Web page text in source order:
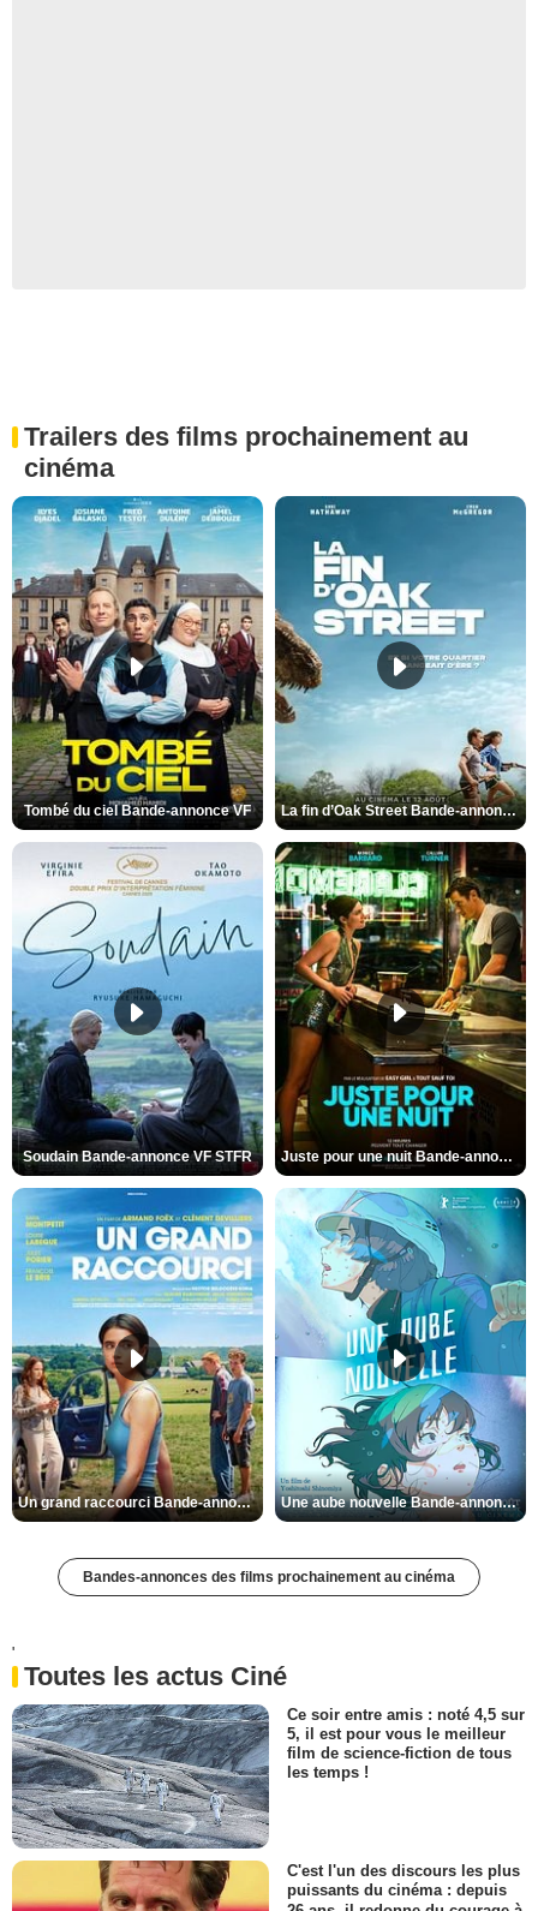
Trailers des films prochainement au
cinéma
Tombé du ciel Bande-annonce VF La fin d’Oak Street Bande-annonce VO STFR
Soudain Bande-annonce VF STFR Juste pour une nuit Bande-annonce VO STFR
Un grand raccourci Bande-annonce VF Une aube nouvelle Bande-annonce VO STFR
Bandes-annonces des films prochainement au cinéma
'
Toutes les actus Ciné
Ce soir entre amis : noté 4,5 sur
5, il est pour vous le meilleur
film de science-fiction de tous
les temps !
C'est l'un des discours les plus
puissants du cinéma : depuis